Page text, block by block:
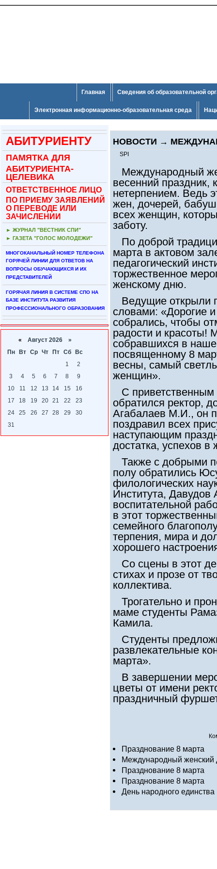
Главная Сведения об образовательной
Электронная информационно-образовательная среда
АБИТУРИЕНТУ
ПАМЯТКА ДЛЯ
АБИТУРИЕНТА-
ЦЕЛЕВИКА
ОТВЕТСТВЕННОЕ ЛИЦО
ПО ПРИЕМУ ЗАЯВЛЕНИЙ
О ПЕРЕВОДЕ ИЛИ
ЗАЧИСЛЕНИИ
► ЖУРНАЛ "ВЕСТНИК СПИ"
► ГАЗЕТА "ГОЛОС МОЛОДЕЖИ"
МНОГОКАНАЛЬНЫЙ НОМЕР ТЕЛЕФОНА
ГОРЯЧЕЙ ЛИНИИ ДЛЯ ОТВЕТОВ НА
ВОПРОСЫ ОБУЧАЮЩИХСЯ И ИХ
ПРЕДСТАВИТЕЛЕЙ
ГОРЯЧАЯ ЛИНИЯ В СИСТЕМЕ СПО НА
БАЗЕ ИНСТИТУТА РАЗВИТИЯ
ПРОФЕССИОНАЛЬНОГО ОБРАЗОВАНИЯ
« Август 2026 »
Пн
Вт Ср Чт Пт Сб
Вс
1
2
3
4 5 6 7 8
9
10
11 12 13 14 15
16
17
18 19 20 21 22
23
24
25 26 27 28 29
30
31
НОВОСТИ →
SPI
Международный
весенний
нетерпением. Ведь
жен, дочерей,
всех женщин,
заботу.
По доброй
марта в актовом
педагогический
торжественное
женскому дню.
Ведущие открыли
словами: «Дорогие
собрались, чтобы
радости и красоты!
собравшихся в
посвященному 8
весны, самый
женщин».
С приветственным
обратился ректор,
Агабалаев М.И., он
поздравил всех
наступающим
достатка, успехов в
Также с добрыми
полу обратились
филологических
Института, Давудов
воспитательной
в этот
семейного
терпения, мира и
хорошего
Со сцены в этот
стихах и прозе от
коллектива.
Трогательно и
маме студенты
Камила.
Студенты
развлекательные
марта».
В завершении
цветы от имени
праздничный
Празднование 8 марта
Международный женский
Празднование 8 марта
Празднование 8 марта
День народного единства